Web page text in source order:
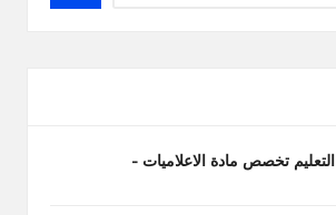
التعليم تخصص مادة الاعلاميات –